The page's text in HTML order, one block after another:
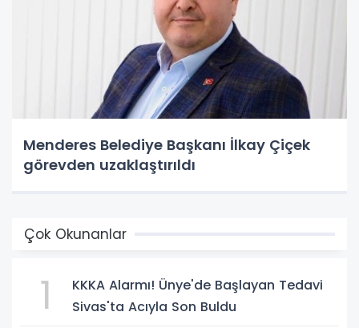
Menderes Belediye Başkanı İlkay Çiçek
görevden uzaklaştırıldı
Çok Okunanlar
1
KKKA Alarmı! Ünye'de Başlayan Tedavi
Sivas'ta Acıyla Son Buldu